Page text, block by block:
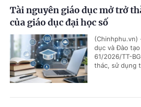
Tài nguyên giáo dục mở trở
của giáo dục đại học số
(Chinhphu.vn)
dục và Đào
61/2026/TT-
thác, sử dụng